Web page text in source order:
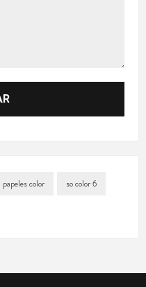
papeles color so color 6